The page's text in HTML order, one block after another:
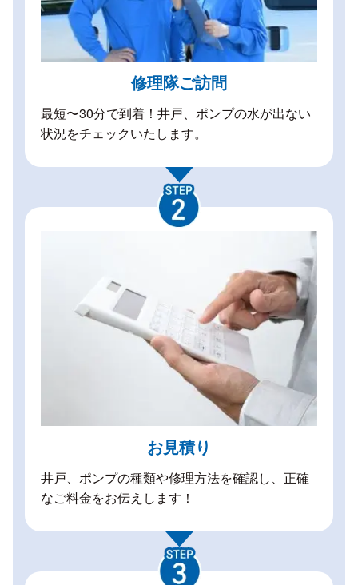
修理隊ご訪問
最短〜30分で到着！井戸、ポンプの水が出ない
状況をチェックいたします。
お見積り
井戸、ポンプの種類や修理方法を確認し、正確
なご料金をお伝えします！